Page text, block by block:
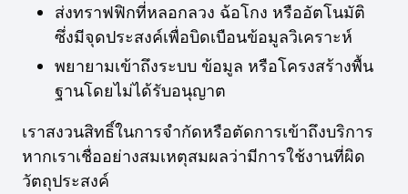
ส่งทราฟฟิกที่หลอกลวง ฉ้อโกง หรืออัตโนมัติ
ซึ่งมีจุดประสงค์เพื่อบิดเบือนข้อมูลวิเคราะห์
พยายามเข้าถึงระบบ ข้อมูล หรือโครงสร้างพื้น
ฐานโดยไม่ได้รับอนุญาต
เราสงวนสิทธิ์ในการจำกัดหรือตัดการเข้าถึงบริการ
หากเราเชื่ออย่างสมเหตุสมผลว่ามีการใช้งานที่ผิด
วัตถุประสงค์